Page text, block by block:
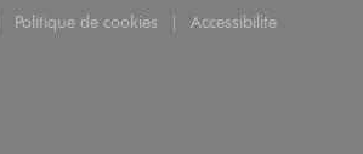
Politique de cookies
((ouvre une nouvelle fenêtre))
Accessibilite